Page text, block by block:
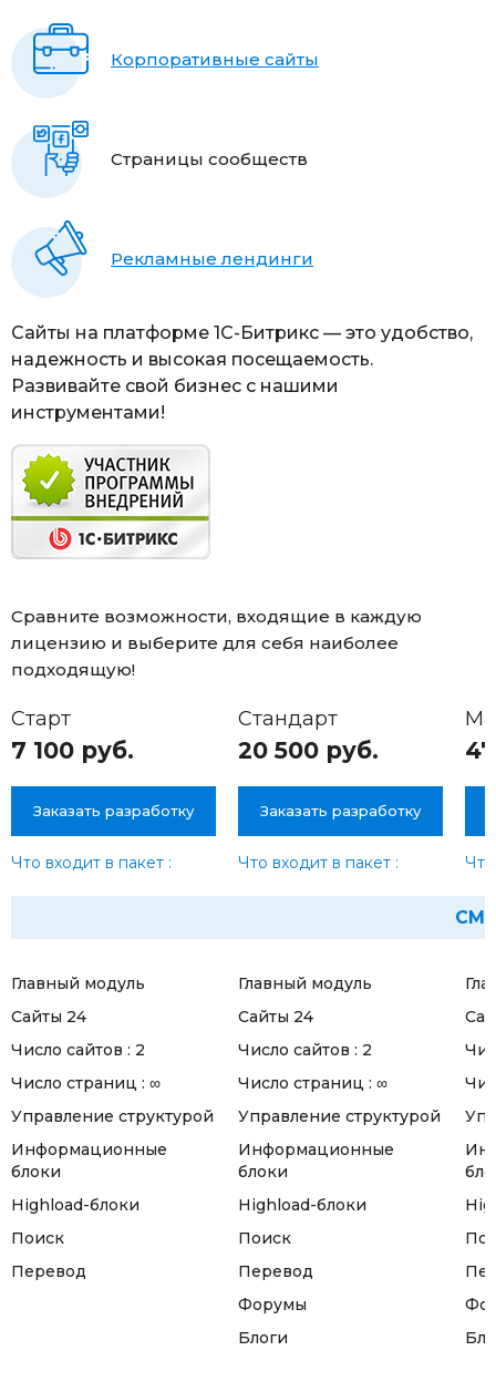
Корпоративные сайты
Страницы сообществ
Рекламные лендинги
Сайты на платформе 1С-Битрикс — это удобство,
надежность и высокая посещаемость.
Развивайте свой бизнес с нашими
инструментами!
Сравните возможности, входящие в каждую
лицензию и выберите для себя наиболее
подходящую!
Старт
7 100 руб.
Заказать разработку
Что входит в пакет :
Стандарт
20 500 руб.
Заказать разработку
Что входит в пакет :
CMS
Главный модуль
Сайты 24
Число сайтов : 2
Число страниц : ∞
Управление структурой
Информационные
блоки
Highload-блоки
Поиск
Перевод
Главный модуль
Сайты 24
Число сайтов : 2
Число страниц : ∞
Управление структурой
Информационные
блоки
Highload-блоки
Поиск
Перевод
Форумы
Блоги